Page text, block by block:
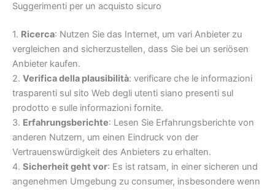
Suggerimenti per un acquisto sicuro
1. Ricerca: Nutzen Sie das Internet, um vari Anbieter zu
vergleichen and sicherzustellen, dass Sie bei un seriösen
Anbieter kaufen.
2. Verifica della plausibilità: verificare che le informazioni
trasparenti sul sito Web degli utenti siano presenti sul
prodotto e sulle informazioni fornite.
3. Erfahrungsberichte: Lesen Sie Erfahrungsberichte von
anderen Nutzern, um einen Eindruck von der
Vertrauenswürdigkeit des Anbieters zu erhalten.
4. Sicherheit geht vor: Es ist ratsam, in einer sicheren und
angenehmen Umgebung zu consumer, insbesondere wenn